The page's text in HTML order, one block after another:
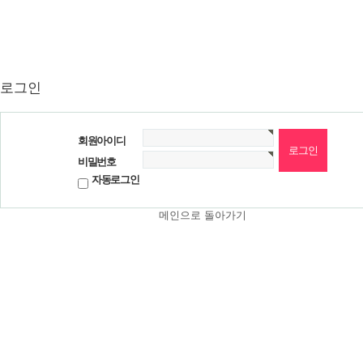
로그인
회원아이디
비밀번호
자동로그인
메인으로 돌아가기